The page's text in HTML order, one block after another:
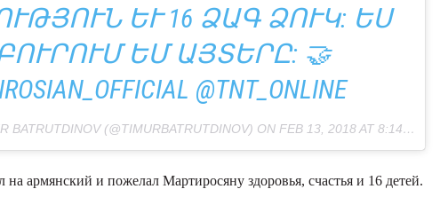
ԵՒ 16 ՁԱԳ ՁՈՒԿ: ԵՍ
ԵՄ ԱՅՏԵՐԸ: 🤝
@TNT_ONLINE
BATRUTDINOV (@TIMURBATRUTDINOV) ON FEB 13, 2018 AT 8:14AM PST
армянский и пожелал Мартиросяну здоровья, счастья и 16 детей.